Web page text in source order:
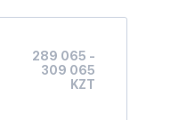
289 065 -
309 065
KZT